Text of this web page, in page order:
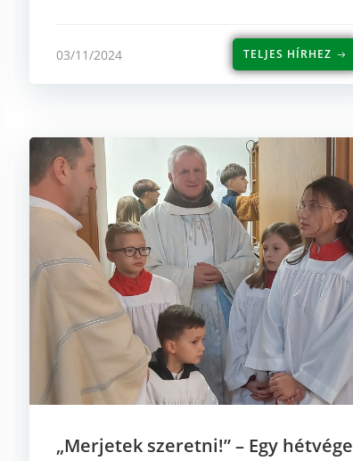
03/11/2024 TELJES HÍRHEZ
„Merjetek szeretni!” – Egy hétvége